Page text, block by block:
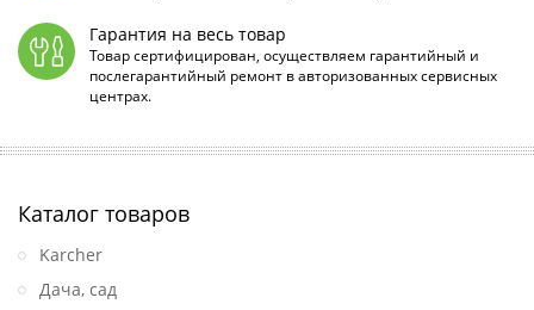
Гарантия на весь товар
Товар сертифицирован, осуществляем гарантийный и
послегарантийный ремонт в авторизованных сервисных
центрах.
Каталог товаров
Karcher
Дача, сад